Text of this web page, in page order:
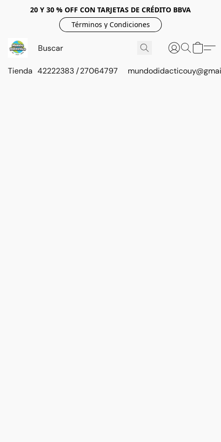
20 Y 30 % OFF CON TARJETAS DE CRÉDITO BBVA
Términos y Condiciones
Tienda 42222383 / 27064797